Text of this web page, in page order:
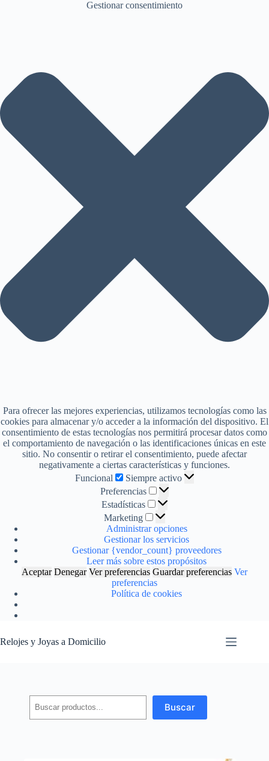
Gestionar consentimiento
Para ofrecer las mejores experiencias, utilizamos tecnologías como las
cookies para almacenar y/o acceder a la información del dispositivo. El
consentimiento de estas tecnologías nos permitirá procesar datos como
el comportamiento de navegación o las identificaciones únicas en este
sitio. No consentir o retirar el consentimiento, puede afectar
negativamente a ciertas características y funciones.
Funcional
Funcional
Siempre activo
Preferencias
Preferencias
Estadísticas Estadísticas
Marketing Marketing
Administrar opciones
Gestionar los servicios
Gestionar {vendor_count} proveedores
Leer más sobre estos propósitos
Aceptar Denegar Ver preferencias Guardar preferencias Ver
preferencias
Política de cookies
Relojes y Joyas a Domicilio
Buscar